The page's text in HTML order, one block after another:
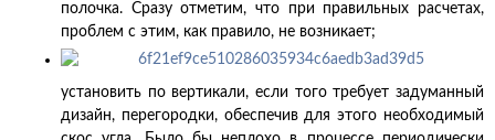
полочка. Сразу отметим, что при правильных расчетах,
проблем с этим, как правило, не возникает;
установить по вертикали, если того требует задуманный
дизайн, перегородки, обеспечив для этого необходимый